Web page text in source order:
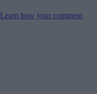
Learn how your comment